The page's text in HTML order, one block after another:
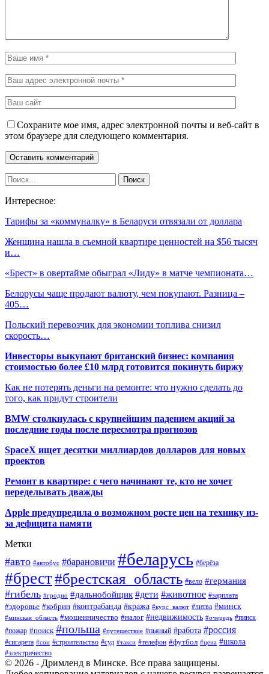
Сохраните мое имя, адрес электронной почты и веб-сайт в
этом браузере для следующего комментария.
Интересное:
Тарифы за «коммуналку» в Беларуси отвязали от доллара
Женщина нашла в съемной квартире ценностей на $56 тысяч
и…
«Брест» в овертайме обыграл «Лиду» в матче чемпионата…
Белорусы чаще продают валюту, чем покупают. Разница –
405…
Польский перевозчик для экономии топлива снизил
скорость…
Инвесторы выкупают британский бизнес: компания
стоимостью более £10 млрд готовится покинуть биржу
Как не потерять деньги на ремонте: что нужно сделать до
того, как придут строители
BMW столкнулась с крупнейшим падением акций за
последние годы после пересмотра прогнозов
SpaceX ищет десятки миллиардов долларов для новых
проектов
Ремонт в квартире: с чего начинают те, кто не хочет
переделывать дважды
Apple предупредила о возможном росте цен на технику из-
за дефицита памяти
Метки
#авто #автобус #барановичи #беларусь #берёза
#брест#брестская_область #вело #германия
#гибель #гродно #дальнобойщик #дети #животное #зарплата
#здоровье #кобрин #контрабанда #кража #курс_валют #литва #минск
#минская_область #мошенничество #налог #недвижимость #очередь #пинск
#пожар #поиск #польша #путешествие #пьяный #работа #россия
#сигарета #сон #строительство #суд #такси #телефон #футбол #цена #школа
#электричество
© 2026 - Дримленд в Минске. Все права защищены.